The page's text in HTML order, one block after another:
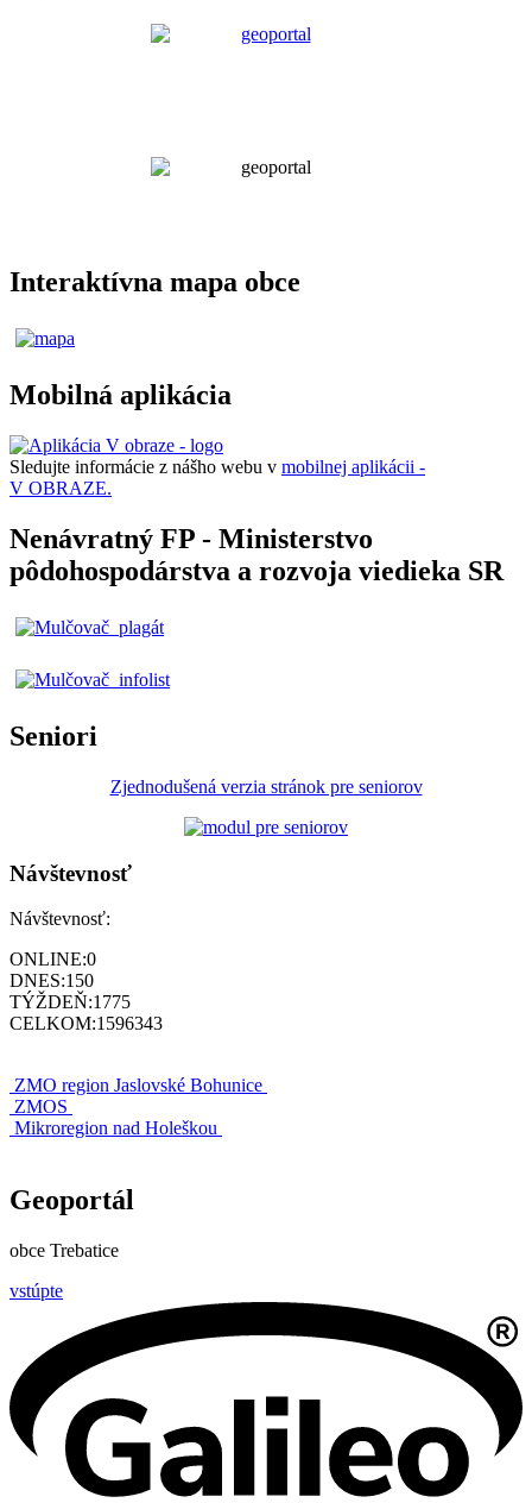
Interaktívna mapa obce
Mobilná aplikácia
Sledujte informácie z nášho webu v mobilnej aplikácii -
V OBRAZE.
Nenávratný FP - Ministerstvo
pôdohospodárstva a rozvoja viedieka SR
Seniori
Zjednodušená verzia stránok pre seniorov
Návštevnosť
Návštevnosť:
ONLINE:0
DNES:150
TÝŽDEŇ:1775
CELKOM:1596343
ZMO region Jaslovské Bohunice
ZMOS
Mikroregion nad Holeškou
Geoportál
obce Trebatice
vstúpte